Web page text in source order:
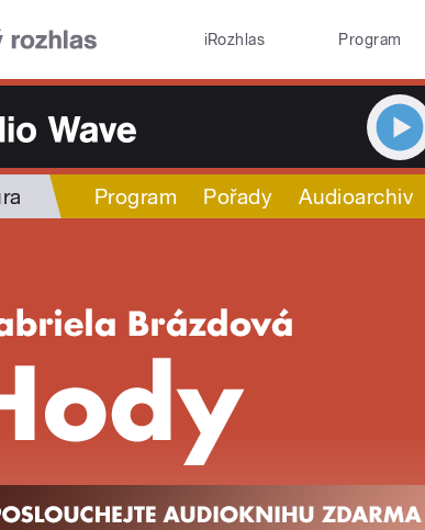
iRozhlas Program
Program Pořady Audioarchiv